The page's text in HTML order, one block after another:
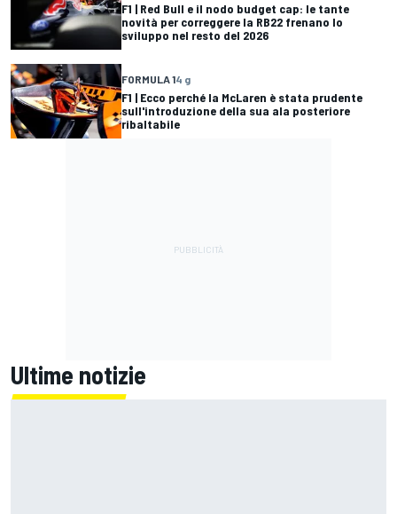
F1 | Red Bull e il nodo budget cap: le tante
novità per correggere la RB22 frenano lo
sviluppo nel resto del 2026
FORMULA 14 g
F1 | Ecco perché la McLaren è stata prudente
sull'introduzione della sua ala posteriore
ribaltabile
Ultime notizie